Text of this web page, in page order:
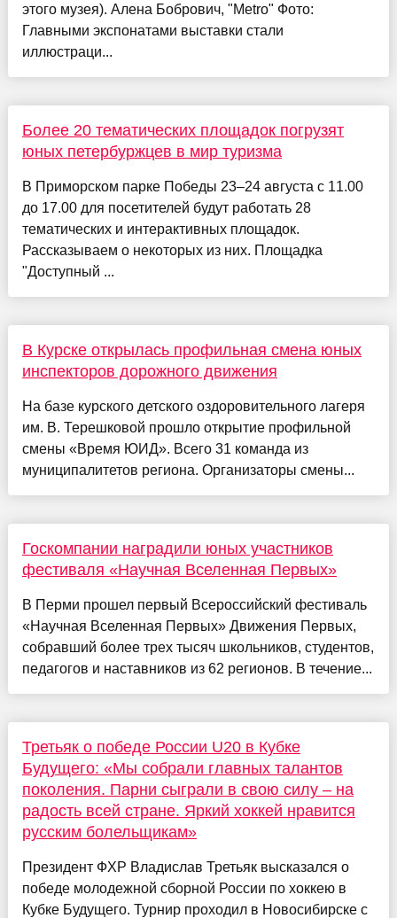
этого музея). Алена Бобрович, "Metro" Фото:
Главными экспонатами выставки стали
иллюстраци...
Более 20 тематических площадок погрузят
юных петербуржцев в мир туризма
В Приморском парке Победы 23–24 августа с 11.00
до 17.00 для посетителей будут работать 28
тематических и интерактивных площадок.
Рассказываем о некоторых из них. Площадка
"Доступный ...
В Курске открылась профильная смена юных
инспекторов дорожного движения
На базе курского детского оздоровительного лагеря
им. В. Терешковой прошло открытие профильной
смены «Время ЮИД». Всего 31 команда из
муниципалитетов региона. Организаторы смены...
Госкомпании наградили юных участников
фестиваля «Научная Вселенная Первых»
В Перми прошел первый Всероссийский фестиваль
«Научная Вселенная Первых» Движения Первых,
собравший более трех тысяч школьников, студентов,
педагогов и наставников из 62 регионов. В течение...
Третьяк о победе России U20 в Кубке
Будущего: «Мы собрали главных талантов
поколения. Парни сыграли в свою силу – на
радость всей стране. Яркий хоккей нравится
русским болельщикам»
Президент ФХР Владислав Третьяк высказался о
победе молодежной сборной России по хоккею в
Кубке Будущего. Турнир проходил в Новосибирске с